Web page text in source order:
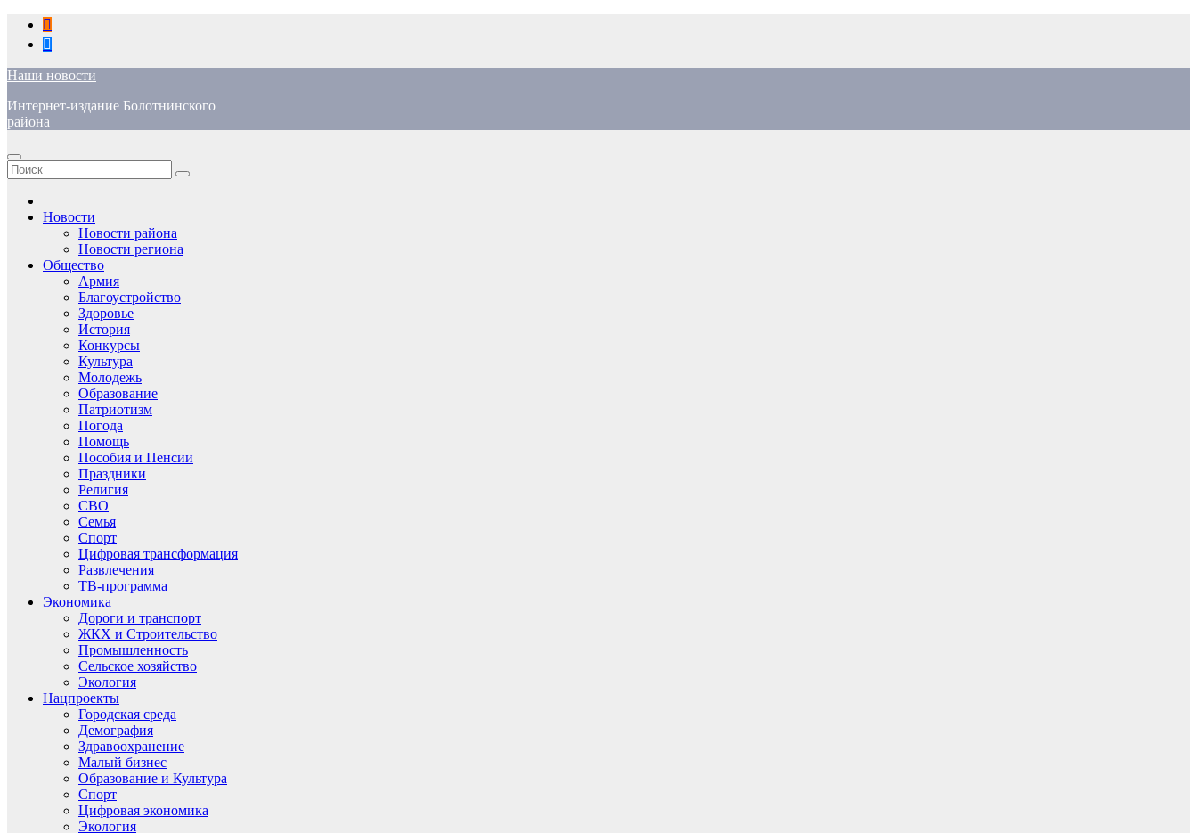
Перейти
содержимому
Наши новости
Интернет-издание Болотнинского
района
Новости
Новости района
Новости региона
Общество
Армия
Благоустройство
Здоровье
История
Конкурсы
Культура
Молодежь
Образование
Патриотизм
Погода
Помощь
Пособия и Пенсии
Праздники
Религия
СВО
Семья
Спорт
Цифровая трансформация
Развлечения
ТВ-программа
Экономика
Дороги и транспорт
ЖКХ и Строительство
Промышленность
Сельское хозяйство
Экология
Нацпроекты
Городская среда
Демография
Здравоохранение
Малый бизнес
Образование и Культура
Спорт
Цифровая экономика
Экология